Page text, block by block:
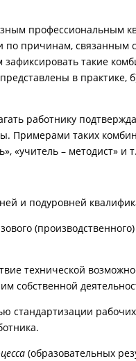
профессиональным
по причинам, связанным
такие
в практике,
работнику
Примерами таких
«учитель – методист» и
и подуровней
технической
собственной
стандартизации
(образовательных